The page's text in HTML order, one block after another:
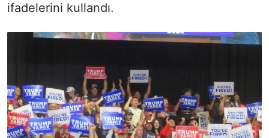
ifadelerini kullandı.